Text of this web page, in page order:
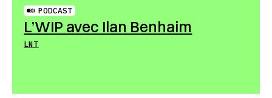
PODCAST
L’WIP avec Ilan Benhaim
LNT